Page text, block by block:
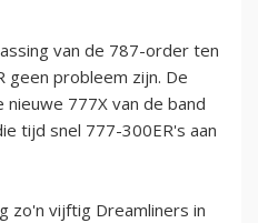
van de 787-order ten
geen probleem zijn. De
777X van de band
tijd snel 777-300ER's aan
zo'n vijftig Dreamliners in